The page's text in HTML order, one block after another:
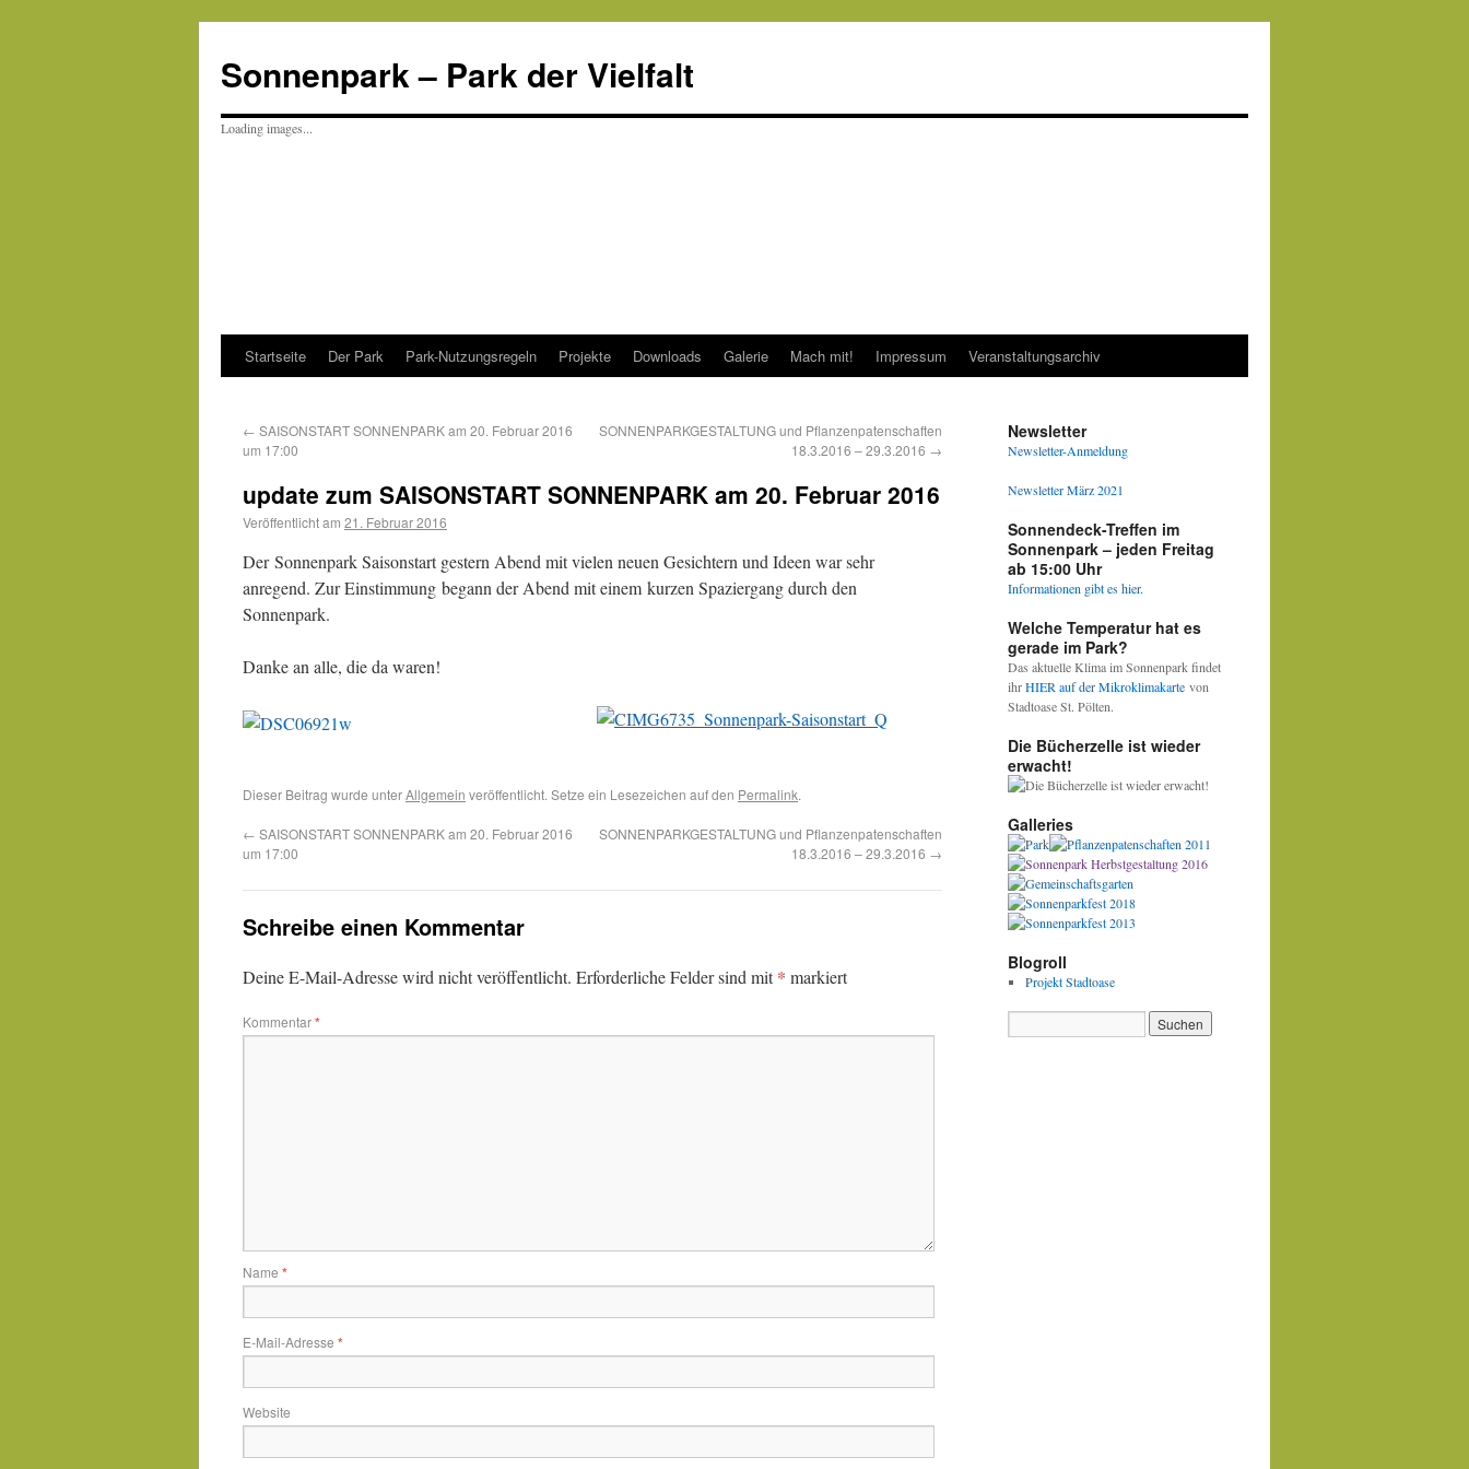
Sonnenpark – Park der Vielfalt
Loading images...
Startseite Der Park Park-Nutzungsregeln Projekte Downloads Galerie Mach mit! Impressum Veranstaltungsarchiv
← SAISONSTART SONNENPARK am 20. Februar 2016
um 17:00
SONNENPARKGESTALTUNG und Pflanzenpatenschaften
18.3.2016 – 29.3.2016 →
update zum SAISONSTART SONNENPARK am 20. Februar 2016
Veröffentlicht am 21. Februar 2016
Der Sonnenpark Saisonstart gestern Abend mit vielen neuen Gesichtern und Ideen war sehr
anregend. Zur Einstimmung begann der Abend mit einem kurzen Spaziergang durch den
Sonnenpark.
Danke an alle, die da waren!
Dieser Beitrag wurde unterAllgemein veröffentlicht. Setze ein Lesezeichen auf den Permalink.
← SAISONSTART SONNENPARK am 20. Februar 2016
um 17:00
SONNENPARKGESTALTUNG und Pflanzenpatenschaften
18.3.2016 – 29.3.2016 →
Schreibe einen Kommentar
Deine E-Mail-Adresse wird nicht veröffentlicht. Erforderliche Felder sind mit* markiert
Kommentar*
Name *
E-Mail-Adresse *
Website
Newsletter
Newsletter-Anmeldung
Newsletter März 2021
Sonnendeck-Treffen im
Sonnenpark – jeden Freitag
ab 15:00 Uhr
Informationen gibt es hier.
Welche Temperatur hat es
gerade im Park?
Das aktuelle Klima im Sonnenpark findet
ihrHIER auf der Mikroklimakarte von
Stadtoase St. Pölten.
Die Bücherzelle ist wieder
erwacht!
Galleries
Blogroll
Projekt Stadtoase